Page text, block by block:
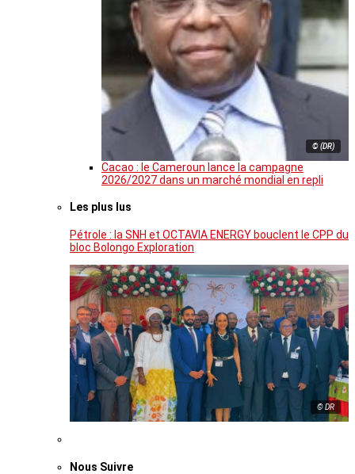
© (DR)
Cacao : le Cameroun lance la campagne
2026/2027 dans un marché mondial en repli
Les plus lus
Pétrole : la SNH et OCTAVIA ENERGY bouclent le CPP du
bloc Bolongo Exploration
© DR
Nous Suivre